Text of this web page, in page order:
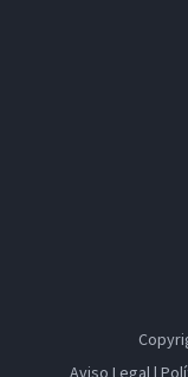
Aviso Legal |